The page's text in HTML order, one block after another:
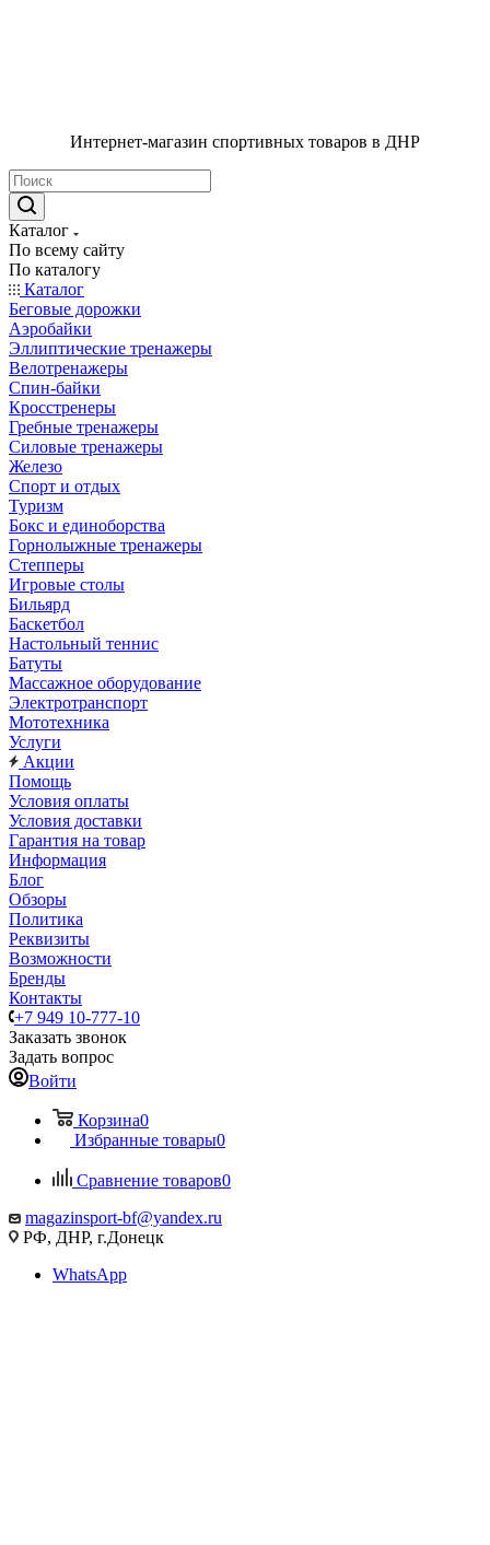
Интернет-магазин спортивных товаров в ДНР
Каталог
По всему сайту
По каталогу
Каталог
Беговые дорожки
Аэробайки
Эллиптические тренажеры
Велотренажеры
Спин-байки
Кросстренеры
Гребные тренажеры
Силовые тренажеры
Железо
Спорт и отдых
Туризм
Бокс и единоборства
Горнолыжные тренажеры
Степперы
Игровые столы
Бильярд
Баскетбол
Настольный теннис
Батуты
Массажное оборудование
Электротранспорт
Мототехника
Услуги
Акции
Помощь
Условия оплаты
Условия доставки
Гарантия на товар
Информация
Блог
Обзоры
Политика
Реквизиты
Возможности
Бренды
Контакты
+7 949 10-777-10
Заказать звонок
Задать вопрос
Войти
Корзина0
Избранные товары0
Сравнение товаров0
magazinsport-bf@yandex.ru
РФ, ДНР, г.Донецк
WhatsApp